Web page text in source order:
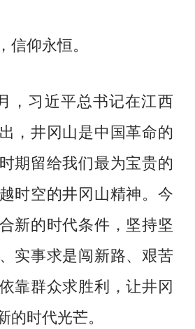
仰永恒。
习近平总书记在江西
，井冈山是中国革命的
期留给我们最为宝贵的
时空的井冈山精神。今
新的时代条件，坚持坚
实事求是闯新路、艰苦
靠群众求胜利，让井冈
时代光芒。